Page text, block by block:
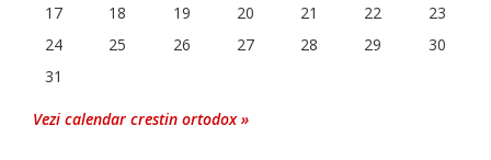
17
18 19 20 21 22
23
24
25 26 27 28 29
30
31
Vezi calendar crestin ortodox »